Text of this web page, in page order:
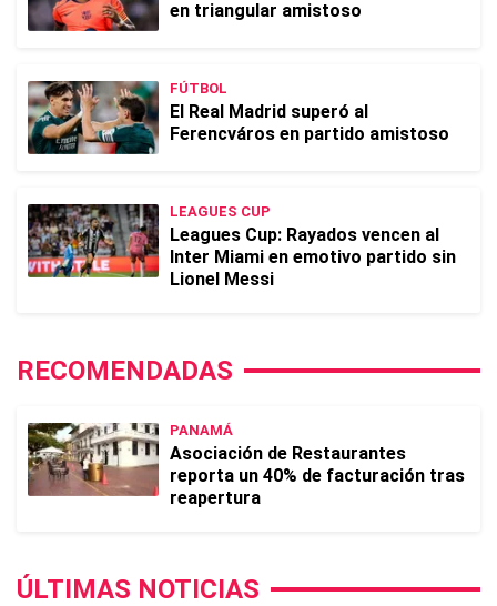
en triangular amistoso
FÚTBOL
El Real Madrid superó al
Ferencváros en partido amistoso
LEAGUES CUP
Leagues Cup: Rayados vencen al
Inter Miami en emotivo partido sin
Lionel Messi
RECOMENDADAS
PANAMÁ
Asociación de Restaurantes
reporta un 40% de facturación tras
reapertura
ÚLTIMAS NOTICIAS